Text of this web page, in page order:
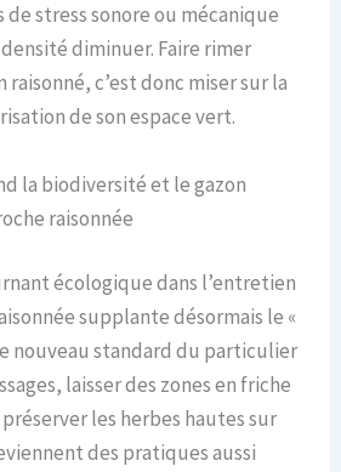
de stress sonore ou mécanique
diminuer. Faire rimer
c’est donc miser sur la
de son espace vert.
la biodiversité et le gazon
raisonnée
écologique dans l’entretien
supplante désormais le «
nouveau standard du particulier
laisser des zones en friche
les herbes hautes sur
des pratiques aussi